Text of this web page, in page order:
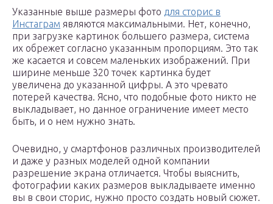
Указанные выше размеры фото для сторис в
Инстаграм являются максимальными. Нет, конечно,
при загрузке картинок большего размера, система
их обрежет согласно указанным пропорциям. Это так
же касается и совсем маленьких изображений. При
ширине меньше 320 точек картинка будет
увеличена до указанной цифры. А это чревато
потерей качества. Ясно, что подобные фото никто не
выкладывает, но данное ограничение имеет место
быть, и о нем нужно знать.
Очевидно, у смартфонов различных производителей
и даже у разных моделей одной компании
разрешение экрана отличается. Чтобы выяснить,
фотографии каких размеров выкладываете именно
вы в свои сторис, нужно просто создать новый сюжет.